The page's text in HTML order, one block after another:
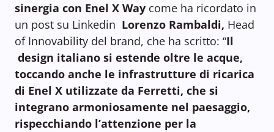
sinergia con Enel X Way come ha ricordato in
un post su Linkedin Lorenzo Rambaldi, Head
of Innovability del brand, che ha scritto: “Il
design italiano si estende oltre le acque,
toccando anche le infrastrutture di ricarica
di Enel X utilizzate da Ferretti, che si
integrano armoniosamente nel paesaggio,
rispecchiando l’attenzione per la